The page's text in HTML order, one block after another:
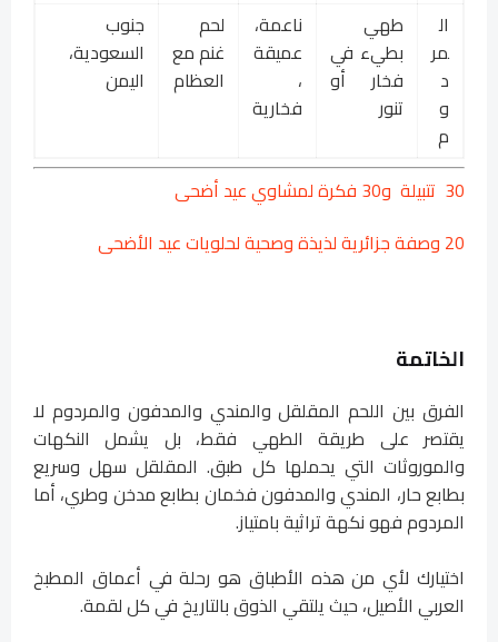
ال
مر
د
و
م
طهي
بطيء في
فخار أو
تنور
ناعمة،
عميقة
،
فخارية
لحم
غنم مع
العظام
جنوب
السعودية،
اليمن
30 تتبيلة و30 فكرة لمشاوي عيد أضحى
20 وصفة جزائرية لذيذة وصحية لحلويات عيد الأضحى
الخاتمة
الفرق بين اللحم المقلقل والمندي والمدفون والمردوم لا
يقتصر على طريقة الطهي فقط، بل يشمل النكهات
والموروثات التي يحملها كل طبق. المقلقل سهل وسريع
بطابع حار، المندي والمدفون فخمان بطابع مدخن وطري، أما
المردوم فهو نكهة تراثية بامتياز.
اختيارك لأي من هذه الأطباق هو رحلة في أعماق المطبخ
العربي الأصيل، حيث يلتقي الذوق بالتاريخ في كل لقمة.